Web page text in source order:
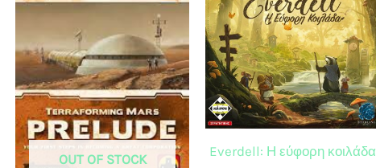
OUT OF STOCK Everdell: Η εύφορη κοιλάδα